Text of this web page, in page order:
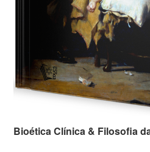
Bioética Clínica & Filosofia